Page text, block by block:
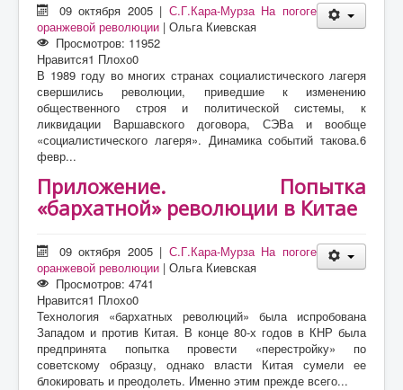
09 октября 2005 | С.Г.Кара-Мурза На погоге
оранжевой революции | Ольга Киевская
Просмотров: 11952
Нравится1 Плохо0
В 1989 году во многих странах социалистического лагеря
свершились революции, приведшие к изменению
общественного строя и политической системы, к
ликвидации Варшавского договора, СЭВа и вообще
«социалистического лагеря». Динамика событий такова.6
февр...
Приложение. Попытка
«бархатной» революции в Китае
09 октября 2005 | С.Г.Кара-Мурза На погоге
оранжевой революции | Ольга Киевская
Просмотров: 4741
Нравится1 Плохо0
Технология «бархатных революций» была испробована
Западом и против Китая. В конце 80-х годов в КНР была
предпринята попытка провести «перестройку» по
советскому образцу, однако власти Китая сумели ее
блокировать и преодолеть. Именно этим прежде всего...